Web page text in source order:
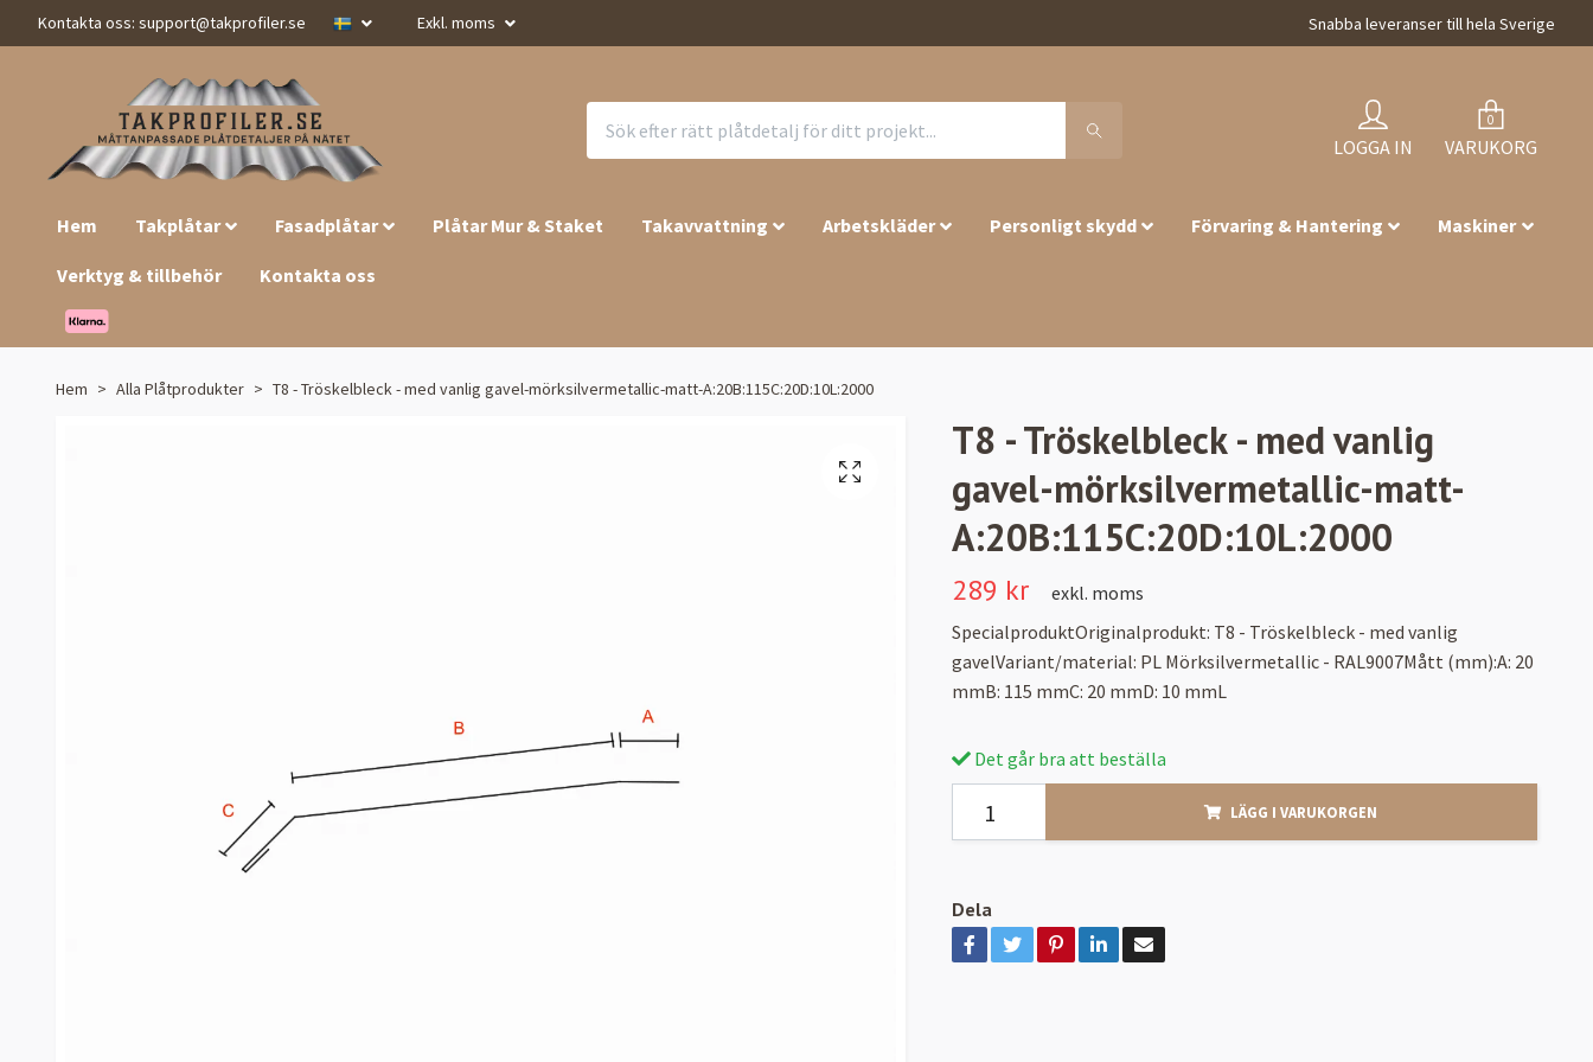
Kontakta oss: support@takprofiler.se Exkl. moms Snabba leveranser till hela Sverige
LOGGA IN
0
VARUKORG
Hem Takplåtar Fasadplåtar Plåtar Mur & Staket Takavvattning Arbetskläder Personligt skydd Förvaring & Hantering Maskiner
Verktyg & tillbehör Kontakta oss
Hem Alla Plåtprodukter T8 - Tröskelbleck - med vanlig gavel-mörksilvermetallic-matt-A:20B:115C:20D:10L:2000
T8 - Tröskelbleck - med vanlig
gavel-mörksilvermetallic-matt-
A:20B:115C:20D:10L:2000
289 kr
exkl. moms
SpecialproduktOriginalprodukt: T8 - Tröskelbleck - med vanlig
gavelVariant/material: PL Mörksilvermetallic - RAL9007Mått (mm):A: 20
mmB: 115 mmC: 20 mmD: 10 mmL
Det går bra att beställa
LÄGG I VARUKORGEN
Dela